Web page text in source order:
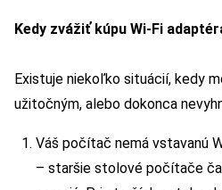
Kedy zvážiť kúpu Wi-Fi
Existuje niekoľko situácií, kedy
užitočným, alebo dokonca
Váš počítač nemá vstavanú
– staršie stolové počítače